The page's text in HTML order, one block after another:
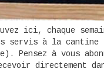
ici, chaque
servis à la cantine
Pensez à vous
directement